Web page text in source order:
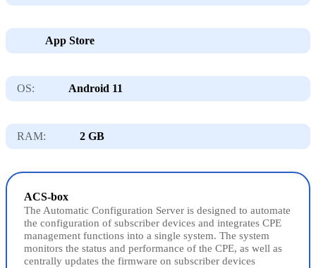
App Store
OS: Android 11
RAM: 2 GB
ACS-box
The Automatic Configuration Server is designed to automate
the configuration of subscriber devices and integrates CPE
management functions into a single system. The system
monitors the status and performance of the CPE, as well as
centrally updates the firmware on subscriber devices